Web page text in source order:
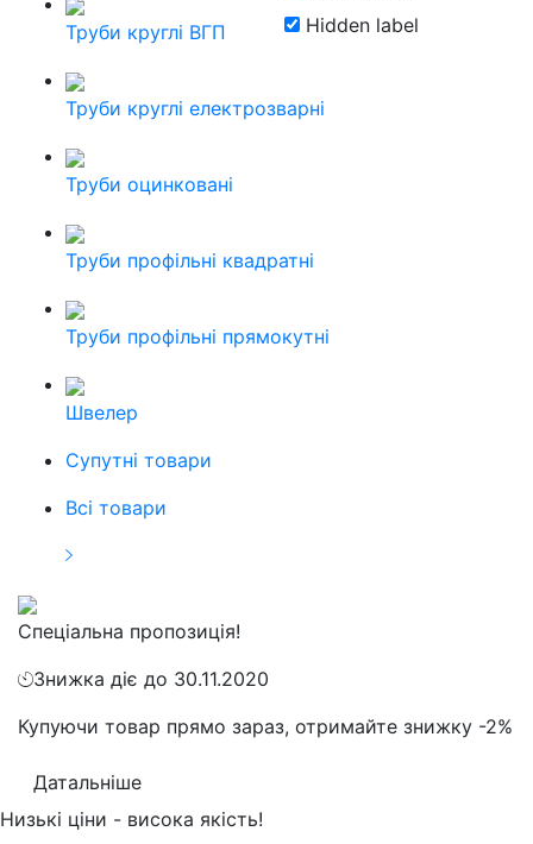
Hidden label
Труби круглі ВГП
Труби круглі електрозварні
Труби оцинковані
Труби профільні квадратні
Труби профільні прямокутні
Швелер
Cупутні товари
Всі товари
Спеціальна пропозиція!
Знижка діє до 30.11.2020
Купуючи товар прямо зараз, отримайте знижку -2%
Датальніше
Низькі ціни - висока якість!